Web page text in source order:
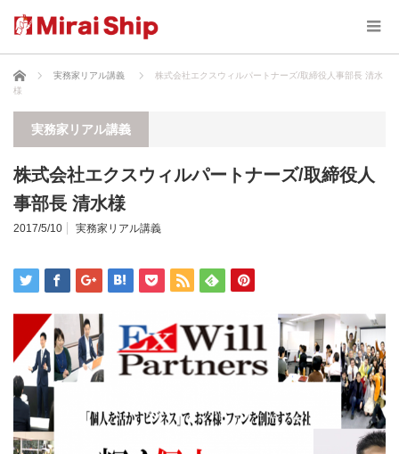
ホーム 実務家リアル講義
株式会社エクスウィルパートナーズ/取締役人事部長 清水
様
実務家リアル講義
株式会社エクスウィルパートナーズ/取締役人
事部長 清水様
2017/5/10 実務家リアル講義